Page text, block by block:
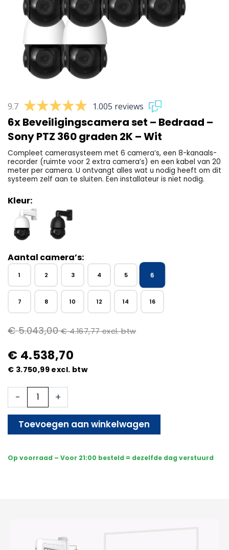
9.7 1.005 reviews
6x Beveiligingscamera set – Bedraad –
Sony PTZ 360 graden 2K – Wit
Compleet camerasysteem met 6 camera’s, een 8-kanaals-
recorder (ruimte voor 2 extra camera’s) en een kabel van 20
meter per camera. U ontvangt alles wat u nodig heeft om dit
systeem zelf aan te sluiten. Een installateur is niet nodig.
Kleur:
Aantal camera’s:
1 2 3 4 5 6
7 8 10 12 14 16
€5.043,00 €4.167,77excl. btw
€ 4.538,70
€ 3.750,99 excl. btw
-
Beveiligingscamera
Bedraad
PTZ
+
Toevoegen aan winkelwagen
Op voorraad – Voor 21:00 besteld = dezelfde dag verstuurd